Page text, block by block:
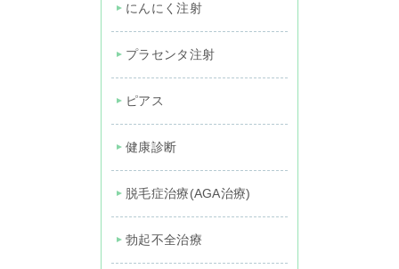
にんにく注射
プラセンタ注射
ピアス
健康診断
脱毛症治療(AGA治療)
勃起不全治療